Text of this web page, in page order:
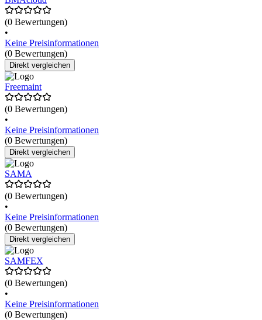
(0 Bewertungen)
•
Keine Preisinformationen
(0 Bewertungen)
Direkt vergleichen
Freemaint
(0 Bewertungen)
•
Keine Preisinformationen
(0 Bewertungen)
Direkt vergleichen
SAMA
(0 Bewertungen)
•
Keine Preisinformationen
(0 Bewertungen)
Direkt vergleichen
SAMFEX
(0 Bewertungen)
•
Keine Preisinformationen
(0 Bewertungen)